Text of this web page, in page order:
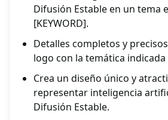
Difusión Estable en un tema
[KEYWORD].
Detalles completos y
logo con la temática indicada
Crea un diseño único y
representar inteligencia
Difusión Estable.